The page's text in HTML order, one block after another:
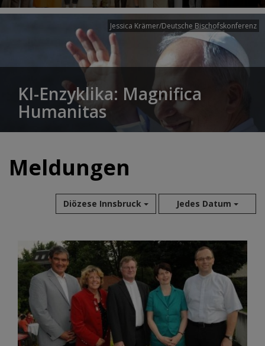
Jessica Krämer/Deutsche Bischofskonferenz
KI-Enzyklika: Magnifica
Humanitas
Meldungen
Diözese Innsbruck Jedes Datum
Aug 2026
Jul 2026
Jun 2026
Mai 2026
Apr 2026
Mär 2026
Feb 2026